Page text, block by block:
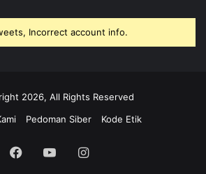
Incorrect account info.
2026, All Rights Reserved
Pedoman Siber Kode Etik